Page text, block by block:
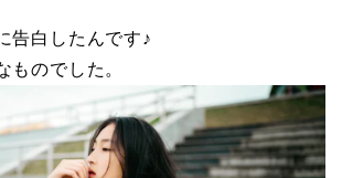
告白したんです♪
ものでした。